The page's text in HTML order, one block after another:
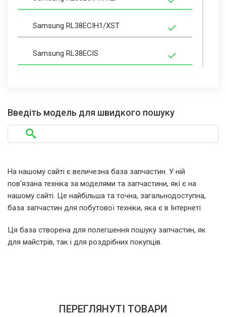
Samsung RL38ECIH1/XST
Samsung RL38ECIS
Samsung RL38ECIS1/XST
Samsung RL38ECPS
Samsung RL38ECPS1/BWT
Введіть модель для швидкого пошуку
На нашому сайті є величезна база запчастин. У ній
пов'язана техніка за моделями та запчастини, які є на
нашому сайті. Це найбільша та точна, загальнодоступна,
база запчастин для побутової техніки, яка є в Інтернеті
Ця база створена для полегшення пошуку запчастин, як
для майстрів, так і для роздрібних покупців.
ПЕРЕГЛЯНУТІ ТОВАРИ